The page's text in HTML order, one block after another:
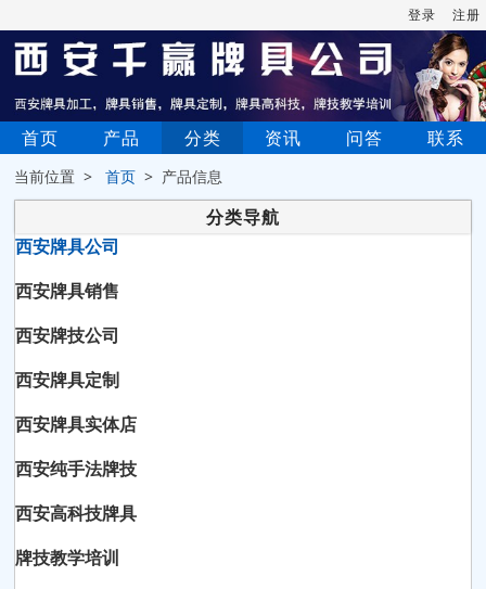
登录 注册
首页 产品 分类 资讯 问答 联系
当前位置 >首页 > 产品信息
分类导航
西安牌具公司
西安牌具销售
西安牌技公司
西安牌具定制
西安牌具实体店
西安纯手法牌技
西安高科技牌具
牌技教学培训